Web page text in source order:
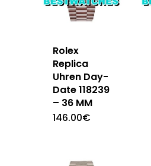
Rolex
Replica
Uhren Day-
Date 118239
– 36 MM
146.00€